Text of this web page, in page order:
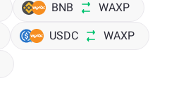
BNB WAXP
USDC WAXP